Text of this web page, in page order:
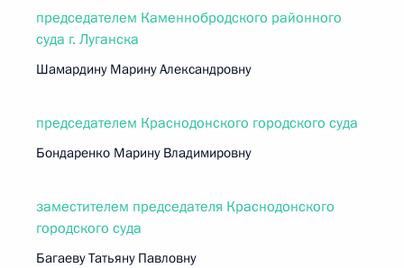
председателем Каменнобродского районного
суда г. Луганска
Шамардину Марину Александровну
председателем Краснодонского городского суда
Бондаренко Марину Владимировну
заместителем председателя Краснодонского
городского суда
Багаеву Татьяну Павловну